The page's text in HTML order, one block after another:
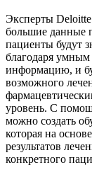
Эксперты
большие данные
пациенты будут
благодаря
информацию, и
возможного
уровень. С
можно создать
которая на
результатов
конкретного